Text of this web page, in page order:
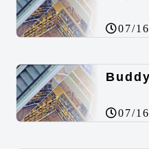
07/16
07/16